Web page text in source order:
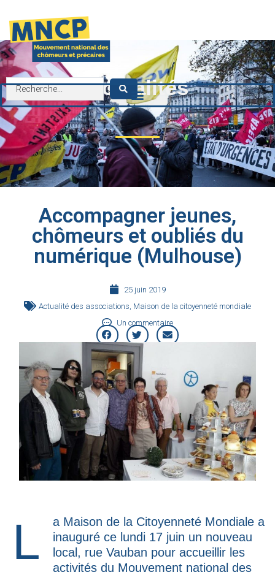
Actualités
Accompagner jeunes,
chômeurs et oubliés du
numérique (Mulhouse)
25 juin 2019
Actualité des associations Maison de la citoyenneté mondiale
Un commentaire
La Maison de la Citoyenneté Mondiale a
inauguré ce lundi 17 juin un nouveau
local, rue Vauban pour accueillir les
activités du Mouvement national des